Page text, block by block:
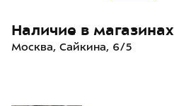
Наличие в магазинах
Москва, Сайкина, 6/5